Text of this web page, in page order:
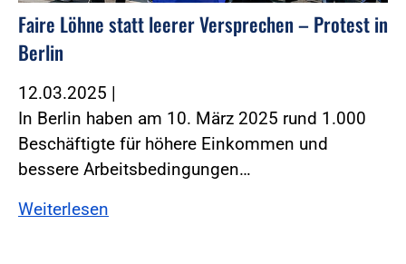
Faire Löhne statt leerer Versprechen – Protest in
Berlin
12.03.2025 |
In Berlin haben am 10. März 2025 rund 1.000
Beschäftigte für höhere Einkommen und
bessere Arbeitsbedingungen…
Weiterlesen